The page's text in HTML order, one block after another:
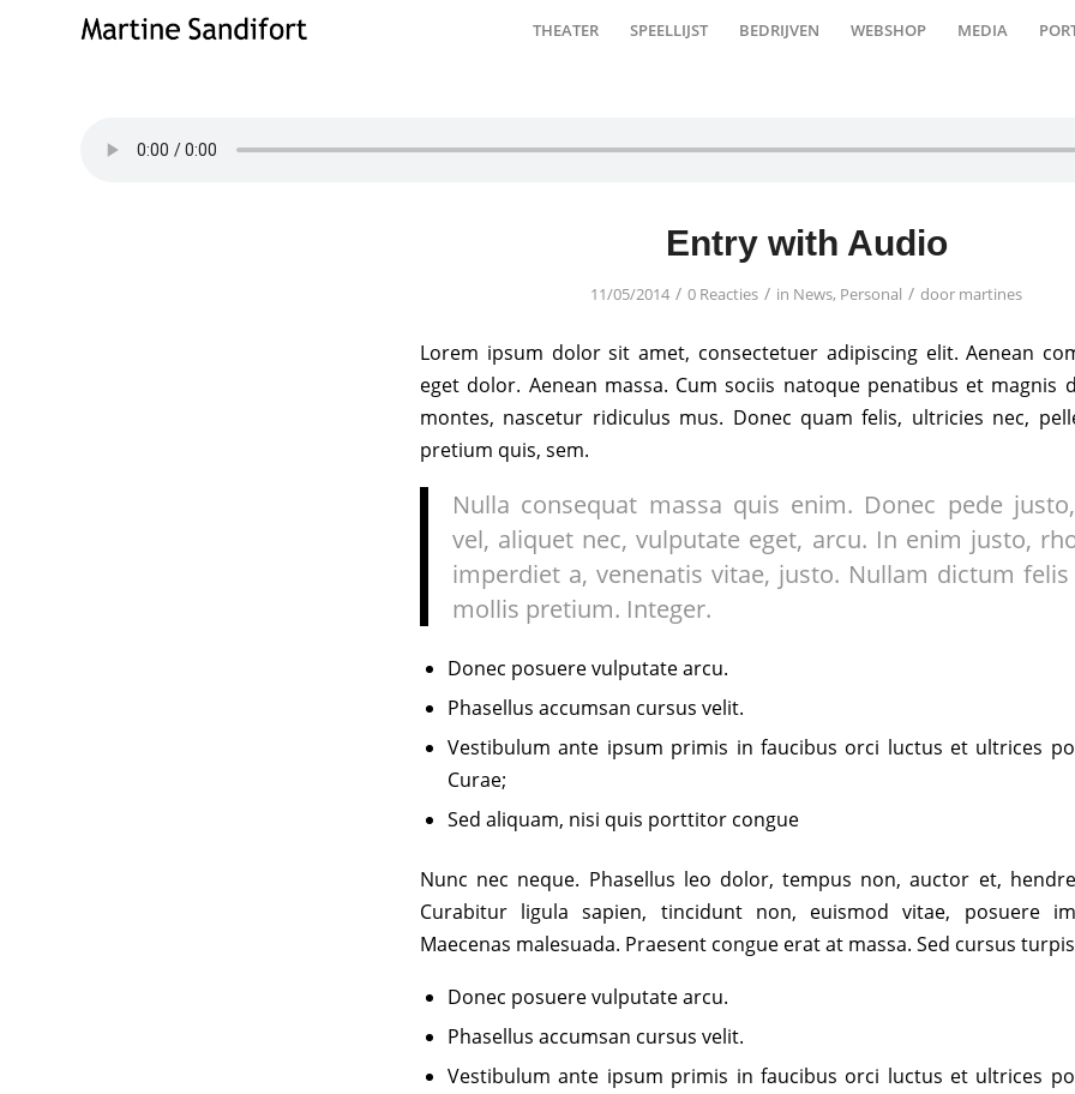
THEATER SPEELLIJST BEDRIJVEN WEBSHOP MEDIA
Entry with Audio
11/05/2014 / 0 Reacties / in News, Personal / door martines
Lorem ipsum dolor sit amet, consectetuer adipiscing elit. Aenean
eget dolor. Aenean massa. Cum sociis natoque penatibus et magnis
montes, nascetur ridiculus mus. Donec quam felis, ultricies nec,
pretium quis, sem.
Nulla consequat massa quis enim. Donec pede
vel, aliquet nec, vulputate eget, arcu. In enim justo,
imperdiet a, venenatis vitae, justo. Nullam dictum felis
mollis pretium. Integer.
Donec posuere vulputate arcu.
Phasellus accumsan cursus velit.
Vestibulum ante ipsum primis in faucibus orci luctus et ultrices
Curae;
Sed aliquam, nisi quis porttitor congue
Nunc nec neque. Phasellus leo dolor, tempus non, auctor et,
Curabitur ligula sapien, tincidunt non, euismod vitae, posuere
Maecenas malesuada. Praesent congue erat at massa. Sed cursus
Donec posuere vulputate arcu.
Phasellus accumsan cursus velit.
Vestibulum ante ipsum primis in faucibus orci luctus et ultrices